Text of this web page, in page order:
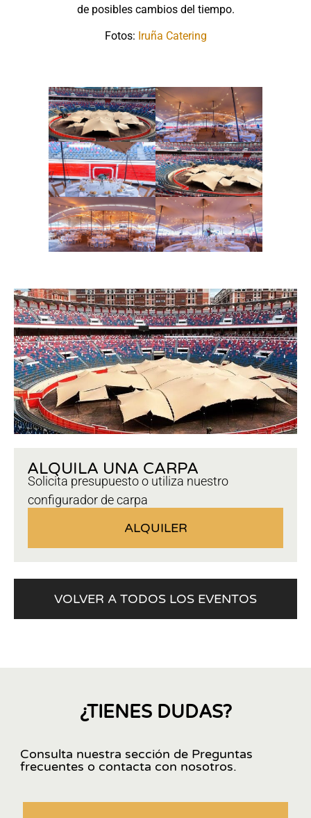
de posibles cambios del tiempo.
Fotos: Iruña Catering
ALQUILA UNA CARPA
Solicita presupuesto o utiliza nuestro
configurador de carpa
ALQUILER
VOLVER A TODOS LOS EVENTOS
¿TIENES DUDAS?
Consulta nuestra sección de Preguntas
frecuentes o contacta con nosotros.